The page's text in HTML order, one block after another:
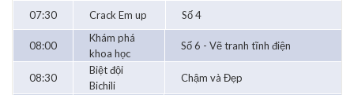
07:30 Crack Em up Số 4
08:00
Khám phá
khoa học
Số 6 - Vẽ tranh tĩnh điện
08:30
Biệt đội
Bichili
Chậm và Đẹp